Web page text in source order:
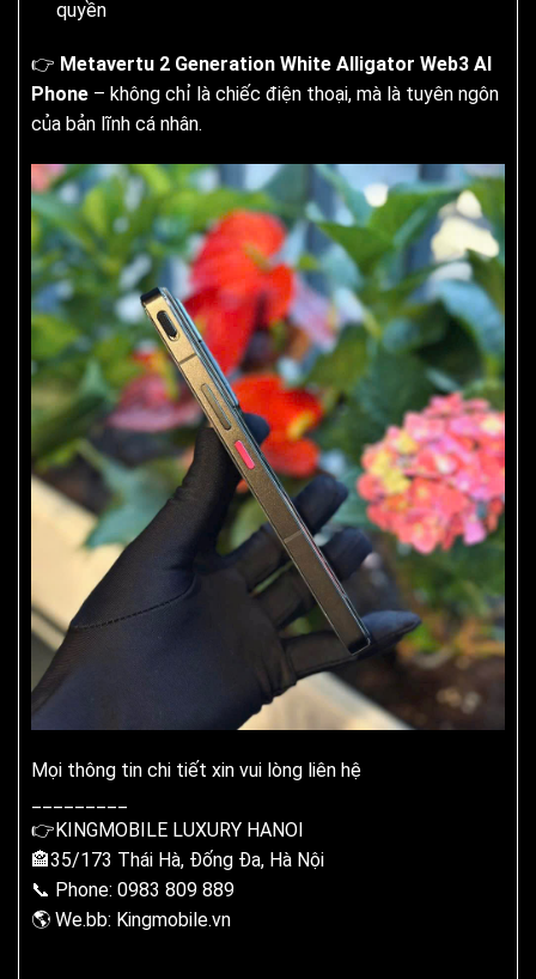
quyền
👉 Metavertu 2 Generation White Alligator Web3 AI
Phone – không chỉ là chiếc điện thoại, mà là tuyên ngôn
của bản lĩnh cá nhân.
Mọi thông tin chi tiết xin vui lòng liên hệ
👉KINGMOBILE LUXURY HANOI
🏤35/173 Thái Hà, Đống Đa, Hà Nội
📞 Phone: 0983 809 889
🌎 We.bb: Kingmobile.vn